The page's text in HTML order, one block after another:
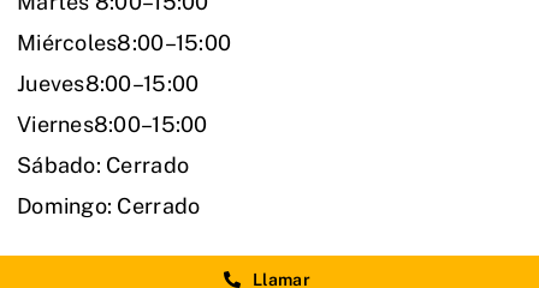
Miércoles8:00–15:00
Jueves8:00–15:00
Viernes8:00–15:00
Sábado: Cerrado
Domingo: Cerrado
Llamar